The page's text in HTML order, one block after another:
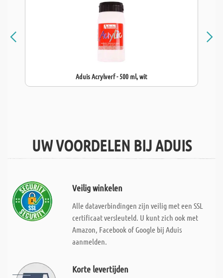
Aduis Acrylverf - 500 ml, wit
UW VOORDELEN BIJ ADUIS
Veilig winkelen
Alle dataverbindingen zijn veilig met een SSL
certificaat versleuteld. U kunt zich ook met
Amazon, Facebook of Google bij Aduis
aanmelden.
Korte levertijden